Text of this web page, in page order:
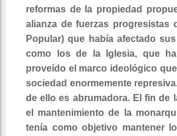
reformas de la propiedad
alianza de fuerzas progresistas
Popular) que había afectado
como los de la Iglesia, que
proveído el marco ideológico
sociedad enormemente
de ello es abrumadora. El fin de
el mantenimiento de la
tenía como objetivo mantener